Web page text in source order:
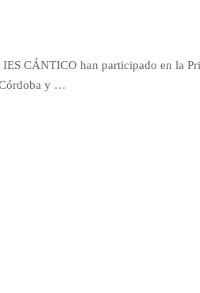
CÁNTICO han participado en la
y …